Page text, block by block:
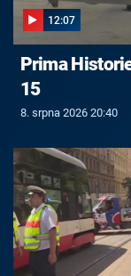
12:07
Prima
15
8. srpna 2026 20:40